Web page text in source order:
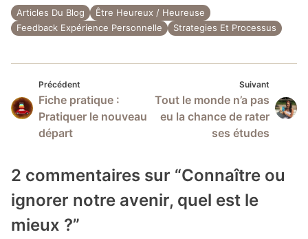
Articles Du Blog
Être Heureux / Heureuse
Feedback Expérience Personnelle
Strategies Et Processus
Navigation
de
l’article
Précédent
Fiche pratique :
Pratiquer le nouveau
départ
Suivant
Tout le monde n’a pas
eu la chance de rater
ses études
2 commentaires sur “Connaître ou
ignorer notre avenir, quel est le
mieux ?”